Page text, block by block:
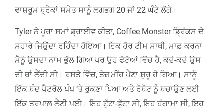
ਵਾਸ਼ਰੂਮ ਬ੍ਰੇਕਾਂ ਸਮੇਤ ਸਾਨੂੰ ਲਗਭਗ 20 ਜਾਂ 22 ਘੰਟੇ ਲੱਗੇ।
Tyler ਨੇ ਪੂਰਾ ਸਮਾਂ ਡ੍ਰਾਈਵ ਕੀਤਾ, Coffee Monster ਡ੍ਰਿੰਕਸ ਦੇ
ਸਹਾਰੇ ਜਿਉਂਦਾ ਰਹਿੰਦਾ ਹੋਇਆ। ਇਕ ਹੋਰ ਟੀਮ ਸਾਥੀ, ਮਾਫ਼ ਕਰਨਾ
ਮੈਨੂੰ ਉਸਦਾ ਨਾਮ ਭੁੱਲ ਗਿਆ ਪਰ ਉਹ ਫੋਟੋਆਂ ਵਿੱਚ ਹੈ, ਕਦੇ-ਕਦੇ ਉਸ
ਦੀ ਥਾਂ ਲੈਂਦੀ ਸੀ। ਰਸਤੇ ਵਿੱਚ, ਤੇਜ਼ ਮੀਂਹ ਪੈਣਾ ਸ਼ੁਰੂ ਹੋ ਗਿਆ। ਸਾਨੂੰ
ਇੱਕ ਬੰਦ ਪੈਟਰੋਲ ਪੰਪ ‘ਤੇ ਰੁਕਣਾ ਪਿਆ ਅਤੇ ਰੋਬੋਟ ਨੂੰ ਬਚਾਉਣ ਲਈ
ਇੱਕ ਤਰਪਾਲ ਲੈਣੀ ਪਈ। ਇਹ ਟੁੱਟਾ-ਫੁੱਟਾ ਸੀ, ਇਹ ਹੰਗਾਮਾ ਸੀ, ਇਹ